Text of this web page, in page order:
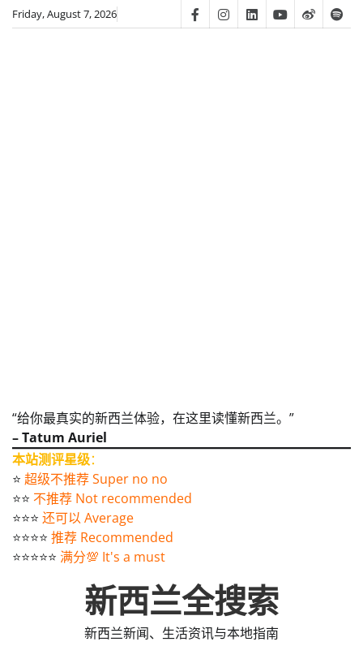
SkipFriday, August 7, 2026 FacebookInstagram
LinkedinYoutube
Weibo
“给你最真实的新西兰体验，在这里读懂新西兰。”
– Tatum Auriel
本站测评星级：
⭐️ 超级不推荐 Super no no
⭐️⭐️ 不推荐 Not recommended
⭐️⭐️⭐️ 还可以 Average
⭐️⭐️⭐️⭐️ 推荐 Recommended
⭐️⭐️⭐️⭐️⭐️ 满分💯 It's a must
新西兰全搜索
新西兰新闻、生活资讯与本地指南